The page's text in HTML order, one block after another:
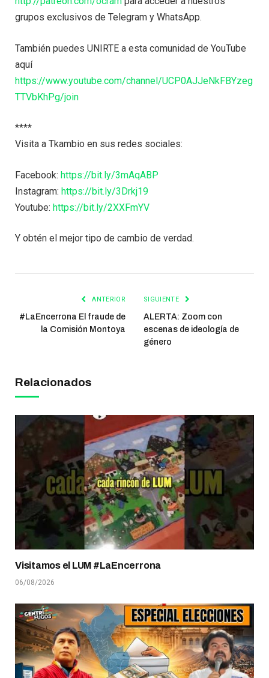
grupos exclusivos de Telegram y WhatsApp.
También puedes UNIRTE a esta comunidad de YouTube
aquí
https://www.youtube.com/channel/UCP0AJJeNkFBYzeg
TTVbKhPg/join
****
Visita a Tkambio en sus redes sociales:
Facebook: https://bit.ly/3mAqABP
Instagram: https://bit.ly/3Drkj19
Youtube: https://bit.ly/2XXFmYV
Y obtén el mejor tipo de cambio de verdad.
ANTERIOR
#LaEncerrona El fraude de
la Comisión Montoya
SIGUIENTE
ALERTA: Zoom con
escenas de ideología de
género
Relacionados
Visitamos el LUM #LaEncerrona
06/08/2026